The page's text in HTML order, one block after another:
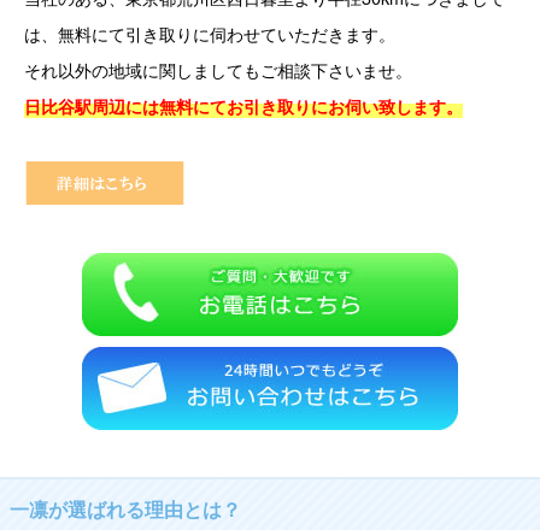
は、無料にて引き取りに伺わせていただきます。
それ以外の地域に関しましてもご相談下さいませ。
日比谷駅周辺には無料にてお引き取りにお伺い致します。
一凛が選ばれる理由とは？